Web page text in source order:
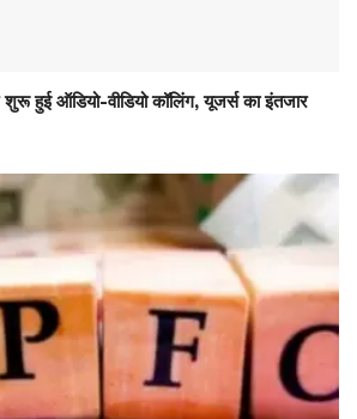
ऑडियो-वीडियो कॉलिंग, यूजर्स का इंतजार